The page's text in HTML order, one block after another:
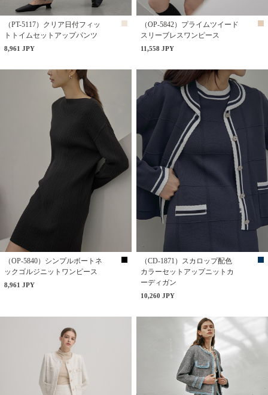
（PT-5117）クリア日付フィッ
トトイムセットアップパンツ
8,961 JPY
（OP-5842）プライムツイード
スリーブレスワンピース
11,558 JPY
（OP-5840）シンプルボートネ
ックゴルジニットワンピース
8,961 JPY
（CD-1871）スカロップ配色
カラーセットアップニットカ
ーディガン
10,260 JPY